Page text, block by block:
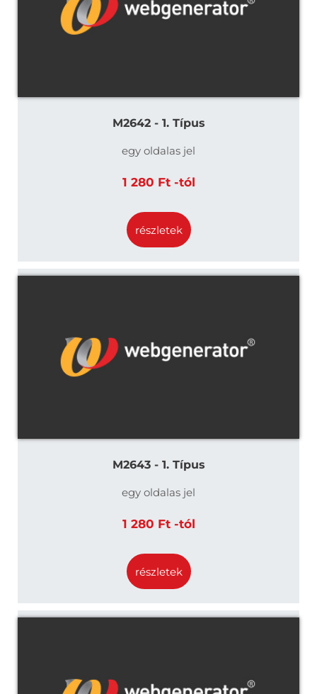
M2642 - 1. Típus
egy oldalas jel
1 280 Ft -tól
részletek
M2643 - 1. Típus
egy oldalas jel
1 280 Ft -tól
részletek